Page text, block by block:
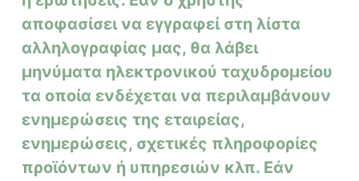
αποφασίσει να εγγραφεί στη λίστα
αλληλογραφίας μας, θα λάβει
μηνύματα ηλεκτρονικού ταχυδρομείου
τα οποία ενδέχεται να περιλαμβάνουν
ενημερώσεις της εταιρείας,
ενημερώσεις, σχετικές πληροφορίες
προϊόντων ή υπηρεσιών κλπ. Εάν